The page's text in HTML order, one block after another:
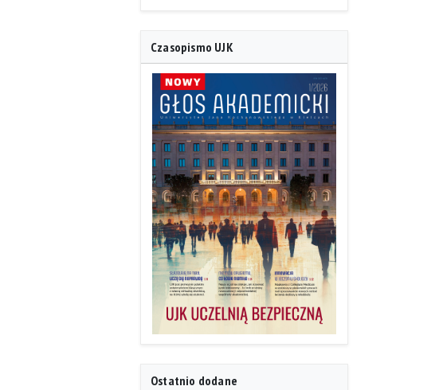
Czasopismo UJK
Ostatnio dodane